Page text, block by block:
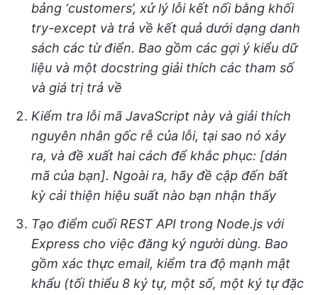
bảng ‘customers’, xử lý lỗi kết nối bằng khối
try-except và trả về kết quả dưới dạng danh
sách các từ điển. Bao gồm các gợi ý kiểu dữ
liệu và một docstring giải thích các tham số
và giá trị trả về
Kiểm tra lỗi mã JavaScript này và giải thích
nguyên nhân gốc rễ của lỗi, tại sao nó xảy
ra, và đề xuất hai cách để khắc phục: [dán
mã của bạn]. Ngoài ra, hãy đề cập đến bất
kỳ cải thiện hiệu suất nào bạn nhận thấy
Tạo điểm cuối REST API trong Node.js với
Express cho việc đăng ký người dùng. Bao
gồm xác thực email, kiểm tra độ mạnh mật
khẩu (tối thiểu 8 ký tự, một số, một ký tự đặc